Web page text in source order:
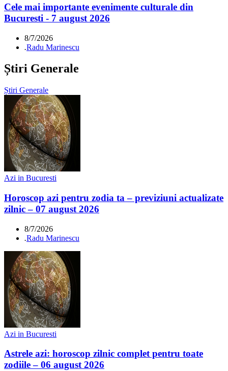
Cele mai importante evenimente culturale din
Bucuresti - 7 august 2026
8/7/2026
.Radu Marinescu
Știri Generale
Știri Generale
Azi in Bucuresti
Horoscop azi pentru zodia ta – previziuni actualizate
zilnic – 07 august 2026
8/7/2026
.Radu Marinescu
Azi in Bucuresti
Astrele azi: horoscop zilnic complet pentru toate
zodiile – 06 august 2026